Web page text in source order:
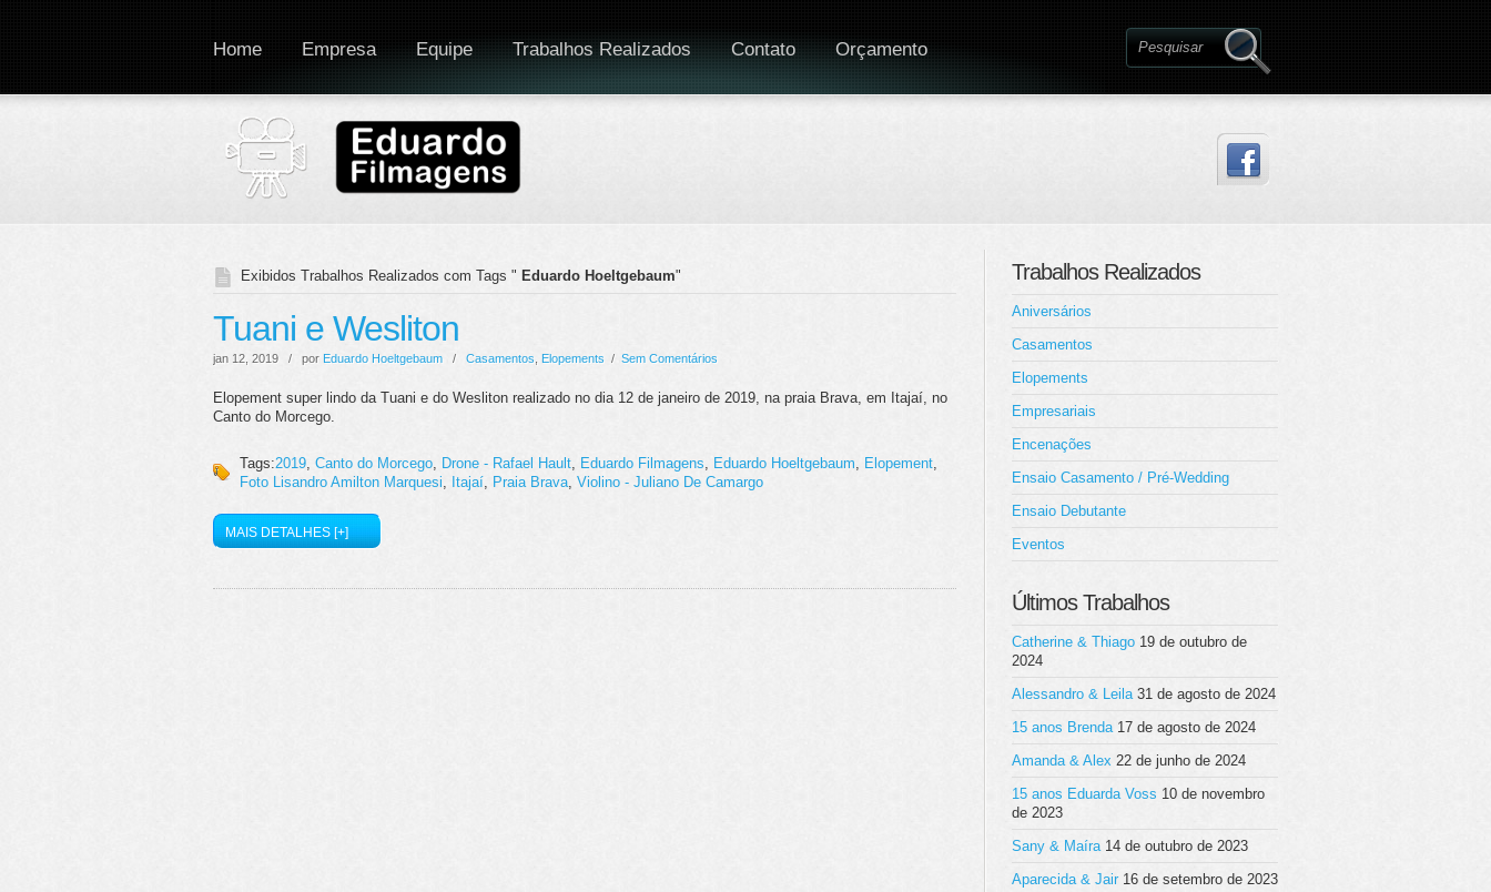
Home Empresa Equipe Trabalhos Realizados Contato Orçamento
Exibidos Trabalhos Realizados com Tags " Eduardo Hoeltgebaum"
Tuani e Wesliton
jan 12, 2019 / por Eduardo Hoeltgebaum / Casamentos Elopements / Sem Comentários
Elopement super lindo da Tuani e do Wesliton realizado no dia 12 de janeiro de 2019, na praia Brava, em Itajaí, no
Canto do Morcego.
Tags:2019, Canto do Morcego, Drone - Rafael Hault, Eduardo Filmagens, Eduardo Hoeltgebaum, Elopement,
Foto Lisandro Amilton Marquesi, Itajaí, Praia Brava, Violino - Juliano De Camargo
MAIS DETALHES [+]
Trabalhos Realizados
Aniversários
Casamentos
Elopements
Empresariais
Encenações
Ensaio Casamento / Pré-Wedding
Ensaio Debutante
Eventos
Últimos Trabalhos
Catherine & Thiago 19 de outubro de
2024
Alessandro & Leila 31 de agosto de 2024
15 anos Brenda 17 de agosto de 2024
Amanda & Alex 22 de junho de 2024
15 anos Eduarda Voss 10 de novembro
de 2023
Sany & Maíra 14 de outubro de 2023
Aparecida & Jair 16 de setembro de 2023